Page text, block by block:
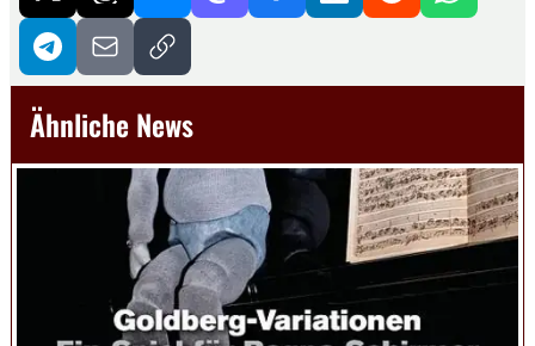
Ähnliche News